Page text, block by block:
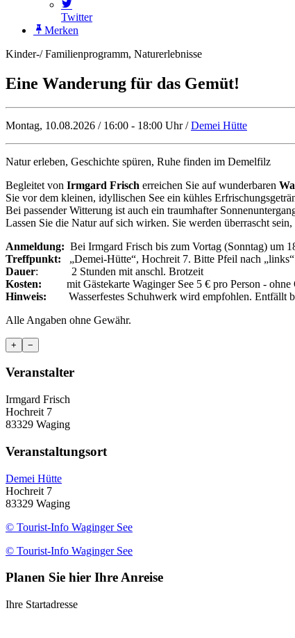
Twitter
Merken
Kinder-/ Familienprogramm, Naturerlebnisse
Eine Wanderung für das Gemüt!
Montag, 10.08.2026 / 16:00 - 18:00 Uhr /Demei Hütte
Natur erleben, Geschichte spüren, Ruhe finden im Demelfilz
Begleitet von Irmgard Frisch erreichen Sie auf wunderbaren
Sie vor dem kleinen, idyllischen See ein kühles
Bei passender Witterung ist auch ein traumhafter
Lassen Sie die Natur auf sich wirken. Sie werden überrascht
Anmeldung: Bei Irmgard Frisch bis zum Vortag (Sonntag) um
Treffpunkt: „Demei-Hütte“, Hochreit 7. Bitte Pfeil nach
Dauer: 2 Stunden mit anschl. Brotzeit
Kosten:
mit Gästekarte Waginger See 5 € pro Person -
Hinweis: Wasserfestes Schuhwerk wird empfohlen. Entfällt
Alle Angaben ohne Gewähr.
+ −
Veranstalter
Irmgard Frisch
Hochreit 7
83329 Waging
Veranstaltungsort
Demei Hütte
Hochreit 7
83329 Waging
© Tourist-Info Waginger See
© Tourist-Info Waginger See
Planen Sie hier Ihre Anreise
Ihre Startadresse